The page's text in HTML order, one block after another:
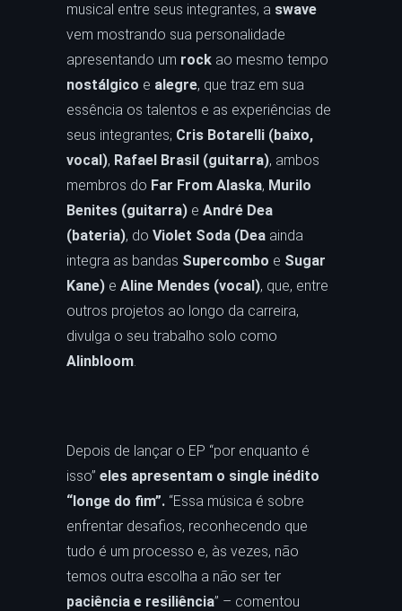
musical entre seus integrantes, a swave
vem mostrando sua personalidade
apresentando um rock ao mesmo tempo
nostálgico e alegre, que traz em sua
essência os talentos e as experiências de
seus integrantes; Cris Botarelli (baixo,
vocal), Rafael Brasil (guitarra), ambos
membros do Far From Alaska, Murilo
Benites (guitarra) e André Dea
(bateria), do Violet Soda (Dea ainda
integra as bandas Supercombo e Sugar
Kane) e Aline Mendes (vocal), que, entre
outros projetos ao longo da carreira,
divulga o seu trabalho solo como
Alinbloom.
Depois de lançar o EP “por enquanto é
isso” eles apresentam o single inédito
“longe do fim”. “Essa música é sobre
enfrentar desafios, reconhecendo que
tudo é um processo e, às vezes, não
temos outra escolha a não ser ter
paciência e resiliência” – comentou